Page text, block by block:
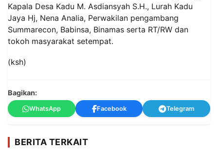
Kapala Desa Kadu M. Asdiansyah S.H., Lurah Kadu
Jaya Hj, Nena Analia, Perwakilan pengambang
Summarecon, Babinsa, Binamas serta RT/RW dan
tokoh masyarakat setempat.
(ksh)
Bagikan:
WhatsApp Facebook Telegram
BERITA TERKAIT